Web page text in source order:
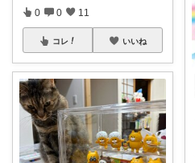
0 0 11
コレ いいね